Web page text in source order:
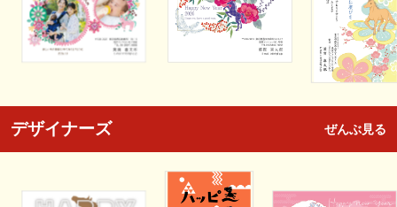
デザイナーズ ぜんぶ見る